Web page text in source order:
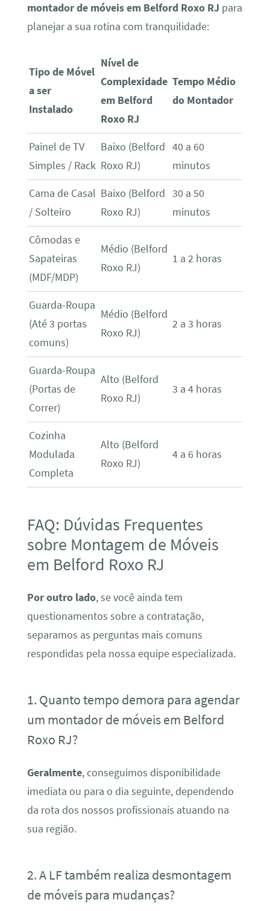
montador de móveis em Belford Roxo RJ para
planejar a sua rotina com tranquilidade:
Tipo de Móvel
a ser
Instalado
Nível de
Complexidade
em Belford
Roxo RJ
Tempo Médio
do Montador
Painel de TV
Simples / Rack
Baixo (Belford
Roxo RJ)
40 a 60
minutos
Cama de Casal
/ Solteiro
Baixo (Belford
Roxo RJ)
30 a 50
minutos
Cômodas e
Sapateiras
(MDF/MDP)
Médio (Belford
Roxo RJ)
1 a 2 horas
Guarda-Roupa
(Até 3 portas
comuns)
Médio (Belford
Roxo RJ)
2 a 3 horas
Guarda-Roupa
(Portas de
Correr)
Alto (Belford
Roxo RJ)
3 a 4 horas
Cozinha
Modulada
Completa
Alto (Belford
Roxo RJ)
4 a 6 horas
FAQ: Dúvidas Frequentes
sobre Montagem de Móveis
em Belford Roxo RJ
Por outro lado, se você ainda tem
questionamentos sobre a contratação,
separamos as perguntas mais comuns
respondidas pela nossa equipe especializada.
1. Quanto tempo demora para agendar
um montador de móveis em Belford
Roxo RJ?
Geralmente, conseguimos disponibilidade
imediata ou para o dia seguinte, dependendo
da rota dos nossos profissionais atuando na
sua região.
2. A LF também realiza desmontagem
de móveis para mudanças?